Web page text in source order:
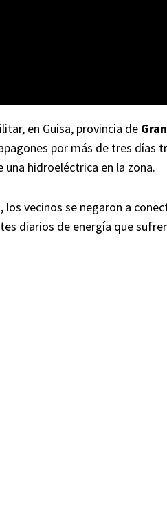
en Guisa, provincia de
por más de tres
hidroeléctrica en la zona.
los vecinos se negaron a
diarios de energía que